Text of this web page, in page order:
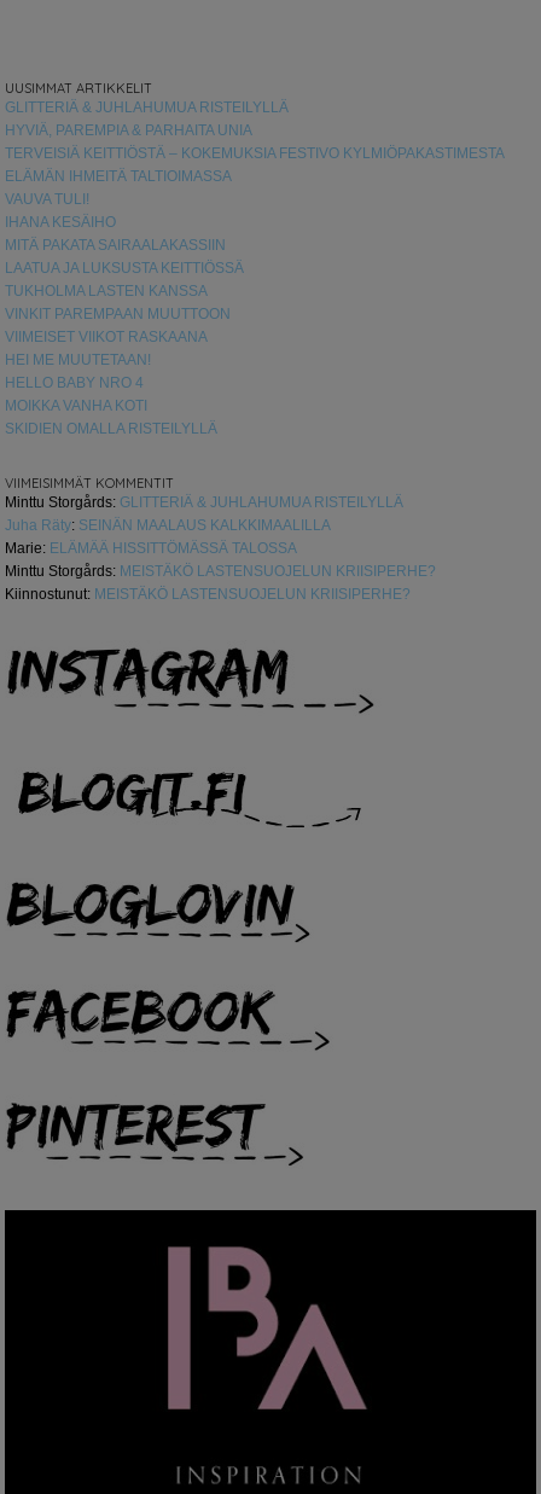
UUSIMMAT ARTIKKELIT
GLITTERIÄ & JUHLAHUMUA RISTEILYLLÄ
HYVIÄ, PAREMPIA & PARHAITA UNIA
TERVEISIÄ KEITTIÖSTÄ – KOKEMUKSIA FESTIVO KYLMIÖPAKASTIMESTA
ELÄMÄN IHMEITÄ TALTIOIMASSA
VAUVA TULI!
IHANA KESÄIHO
MITÄ PAKATA SAIRAALAKASSIIN
LAATUA JA LUKSUSTA KEITTIÖSSÄ
TUKHOLMA LASTEN KANSSA
VINKIT PAREMPAAN MUUTTOON
VIIMEISET VIIKOT RASKAANA
HEI ME MUUTETAAN!
HELLO BABY NRO 4
MOIKKA VANHA KOTI
SKIDIEN OMALLA RISTEILYLLÄ
VIIMEISIMMÄT KOMMENTIT
Minttu Storgårds: GLITTERIÄ & JUHLAHUMUA RISTEILYLLÄ
Juha Räty: SEINÄN MAALAUS KALKKIMAALILLA
Marie: ELÄMÄÄ HISSITTÖMÄSSÄ TALOSSA
Minttu Storgårds: MEISTÄKÖ LASTENSUOJELUN KRIISIPERHE?
Kiinnostunut: MEISTÄKÖ LASTENSUOJELUN KRIISIPERHE?